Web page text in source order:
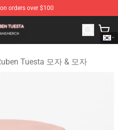
orders over $100
Ruben Tuesta Merchandise
Tuesta 모자 & 모자